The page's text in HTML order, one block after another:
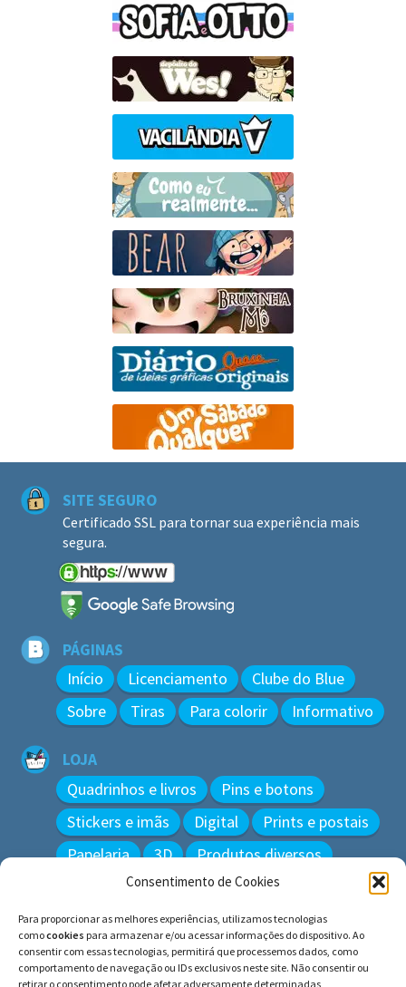
Consentimento de Cookies
Para proporcionar as melhores experiências, utilizamos tecnologias
comocookies para armazenar e/ou acessar informações do dispositivo. Ao
consentir com essas tecnologias, permitirá que processemos dados, como
comportamento de navegação ou IDs exclusivos neste site. Não consentir ou
retirar o consentimento pode afetar adversamente determinadas
SITE SEGURO
Certificado SSL para tornar sua experiência mais
segura.
PÁGINAS
Início Licenciamento
Clube do Blue
Sobre
Tiras Para colorir Informativo
LOJA
Quadrinhos e livros
Pins e botons
Stickers e imãs
Digital
Prints e postais
Papelaria
3D Produtos diversos
Pesquisar
por: